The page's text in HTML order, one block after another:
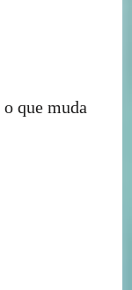
que muda